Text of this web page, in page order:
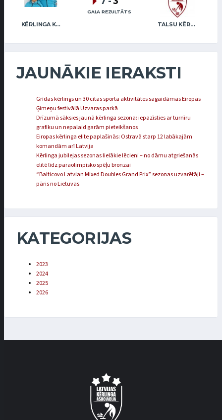
KĒRLINGA KLUBS “RĪGA” / I.LINDE A.VEIDEMANIS TALSU KĒRLINGA KLUBS / M.BREMANE J.BREMANIS
GALA REZULTĀTS
JAUNĀKIE IERAKSTI
Grīdas kērlings un 30 citas sporta aktivitātes sagaidāmas Eiropas
Ģimeņu festivālā Uzvaras parkā
Drīzumā sāksies jaunā kērlinga sezona: iepazīsties ar turnīru
grafiku un nepalaid garām pieteikšanos
Eiropas kērlinga elite paplašinās: Ostravā starp 12 labākajām
komandām arī Latvija
Kērlinga jubilejas sezonas lielākie lēcieni – no dāmu atgriešanās
elitē līdz paraolimpisko spēļu bronzai
“Balticovo Latvian Mixed Doubles Grand Prix” sezonas uzvarētāji –
pāris no Lietuvas
KATEGORIJAS
2023
2024
2025
2026